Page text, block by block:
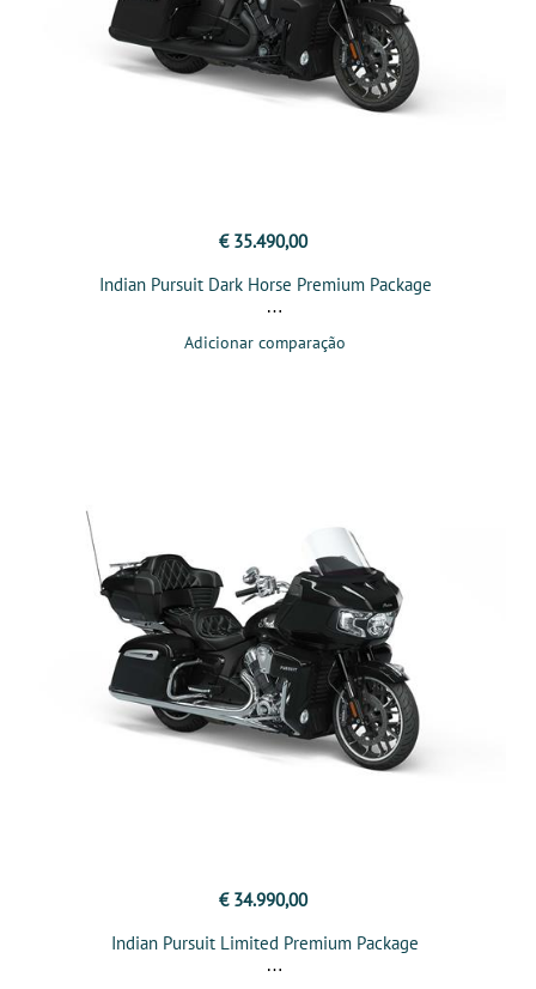
€ 35.490,00
Indian Pursuit Dark Horse Premium Package
Adicionar comparação
€ 34.990,00
Indian Pursuit Limited Premium Package